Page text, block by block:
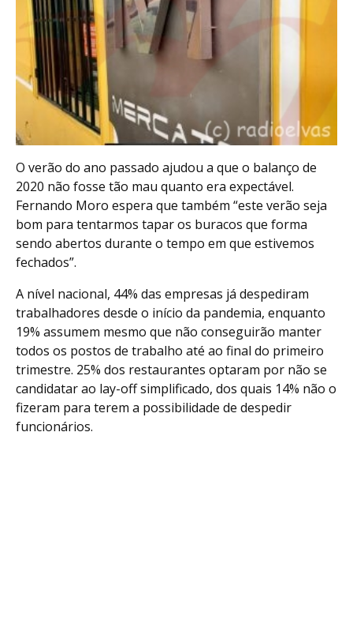
O verão do ano passado ajudou a que o balanço de
2020 não fosse tão mau quanto era expectável.
Fernando Moro espera que também “este verão seja
bom para tentarmos tapar os buracos que forma
sendo abertos durante o tempo em que estivemos
fechados”.
A nível nacional, 44% das empresas já despediram
trabalhadores desde o início da pandemia, enquanto
19% assumem mesmo que não conseguirão manter
todos os postos de trabalho até ao final do primeiro
trimestre. 25% dos restaurantes optaram por não se
candidatar ao lay-off simplificado, dos quais 14% não o
fizeram para terem a possibilidade de despedir
funcionários.